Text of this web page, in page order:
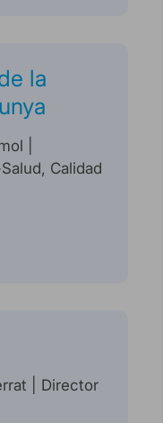
la
|
Calidad
| Director